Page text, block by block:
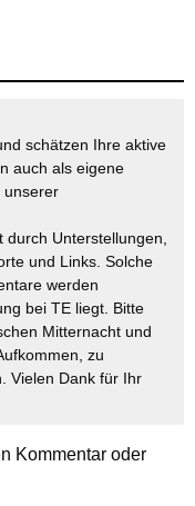
schätzen Ihre aktive
auch als eigene
unserer
durch Unterstellungen,
und Links. Solche
werden
bei TE liegt. Bitte
Mitternacht und
zu
Vielen Dank für Ihr
Kommentar oder